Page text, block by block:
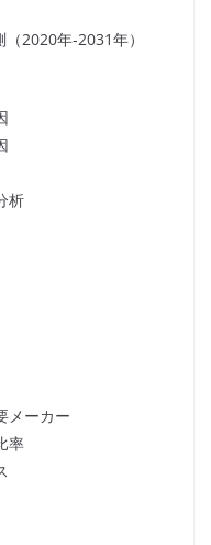
2020年-2031年）
析
メーカー
率